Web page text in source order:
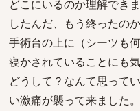
どこにいるのか理解でき
したんだ、もう終ったの
手術台の上に（シーツも
寝かされていることにも
どうして？なんて思って
い激痛が襲って来ました